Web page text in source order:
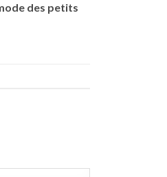
des petits